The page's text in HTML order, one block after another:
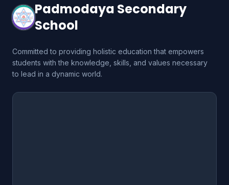
Padmodaya Secondary
School
Committed to providing holistic education that empowers
students with the knowledge, skills, and values necessary
to lead in a dynamic world.